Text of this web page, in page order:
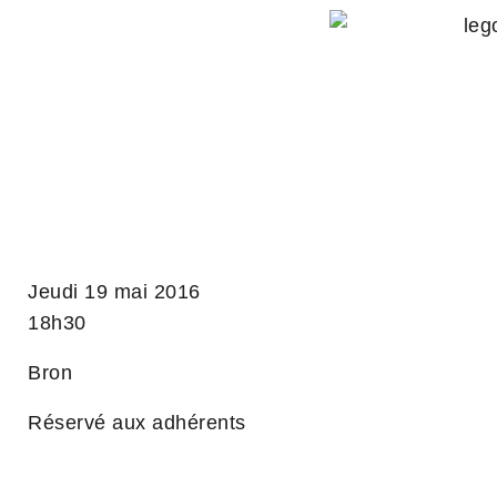
Jeudi 19 mai 2016
18h30
Bron
Réservé aux adhérents